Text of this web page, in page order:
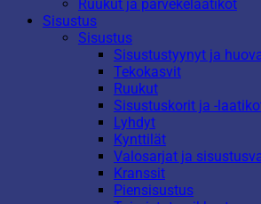
Ruukut ja parvekelaatikot
Sisustus
Sisustus
Sisustustyynyt ja
Tekokasvit
Ruukut
Sisustuskorit ja -
Lyhdyt
Kynttilät
Valosarjat ja
Kranssit
Piensisustus